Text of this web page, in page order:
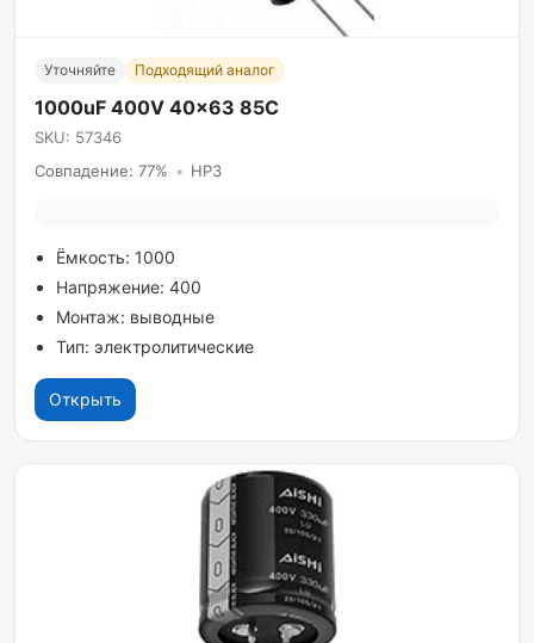
Уточняйте Подходящий аналог
1000uF 400V 40x63 85C
SKU: 57346
Совпадение: 77% • HP3
Ёмкость: 1000
Напряжение: 400
Монтаж: выводные
Тип: электролитические
Открыть